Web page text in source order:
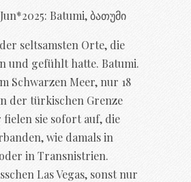
Batumi, ბათუმი
seltsamsten Orte, die
und gefühlt hatte. Batumi.
Schwarzen Meer, nur 18
der türkischen Grenze
sie sofort auf, die
wie damals in
in Transnistrien.
Las Vegas, sonst nur